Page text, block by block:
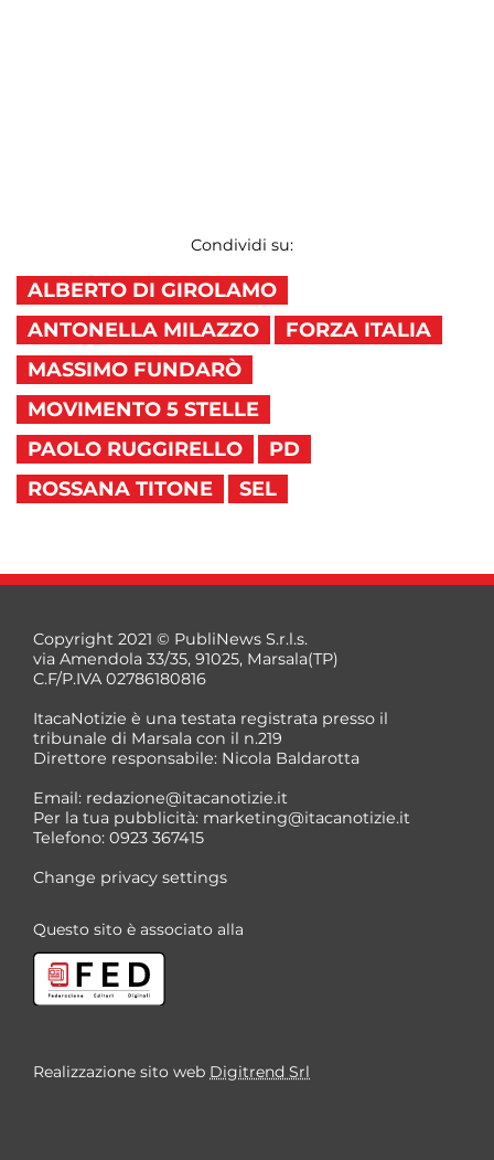
Condividi su:
ALBERTO DI GIROLAMO
ANTONELLA MILAZZO
FORZA ITALIA
MASSIMO FUNDARÒ
MOVIMENTO 5 STELLE
PAOLO RUGGIRELLO
PD
ROSSANA TITONE
SEL
Copyright 2021 © PubliNews S.r.l.s.
via Amendola 33/35, 91025, Marsala(TP)
C.F/P.IVA 02786180816
ItacaNotizie è una testata registrata presso il
tribunale di Marsala con il n.219
Direttore responsabile: Nicola Baldarotta
Email: redazione@itacanotizie.it
Per la tua pubblicità: marketing@itacanotizie.it
Telefono: 0923 367415
Change privacy settings
Questo sito è associato alla
Realizzazione sito web Digitrend Srl